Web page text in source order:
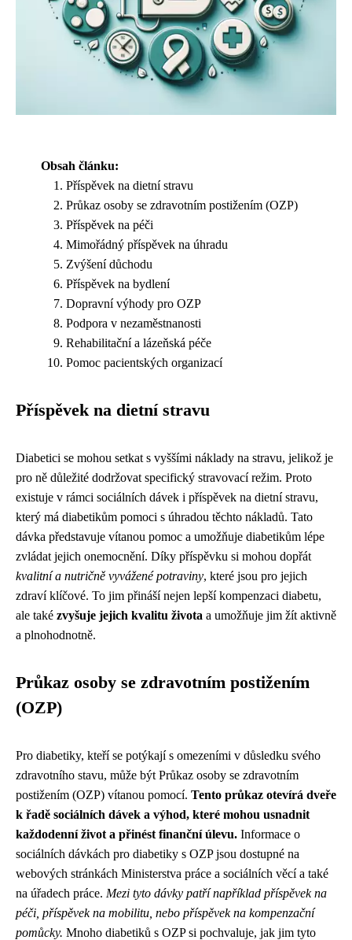
Obsah článku:
Příspěvek na dietní stravu
Průkaz osoby se zdravotním postižením (OZP)
Příspěvek na péči
Mimořádný příspěvek na úhradu
Zvýšení důchodu
Příspěvek na bydlení
Dopravní výhody pro OZP
Podpora v nezaměstnanosti
Rehabilitační a lázeňská péče
Pomoc pacientských organizací
Příspěvek na dietní stravu
Diabetici se mohou setkat s vyššími náklady na stravu, jelikož je
pro ně důležité dodržovat specifický stravovací režim. Proto
existuje v rámci sociálních dávek i příspěvek na dietní stravu,
který má diabetikům pomoci s úhradou těchto nákladů. Tato
dávka představuje vítanou pomoc a umožňuje diabetikům lépe
zvládat jejich onemocnění. Díky příspěvku si mohou dopřát
kvalitní a nutričně vyvážené potraviny, které jsou pro jejich
zdraví klíčové. To jim přináší nejen lepší kompenzaci diabetu,
ale také zvyšuje jejich kvalitu života a umožňuje jim žít aktivně
a plnohodnotně.
Průkaz osoby se zdravotním postižením
(OZP)
Pro diabetiky, kteří se potýkají s omezeními v důsledku svého
zdravotního stavu, může být Průkaz osoby se zdravotním
postižením (OZP) vítanou pomocí. Tento průkaz otevírá dveře
k řadě sociálních dávek a výhod, které mohou usnadnit
každodenní život a přinést finanční úlevu. Informace o
sociálních dávkách pro diabetiky s OZP jsou dostupné na
webových stránkách Ministerstva práce a sociálních věcí a také
na úřadech práce. Mezi tyto dávky patří například příspěvek na
péči, příspěvek na mobilitu, nebo příspěvek na kompenzační
pomůcky. Mnoho diabetiků s OZP si pochvaluje, jak jim tyto